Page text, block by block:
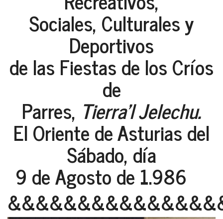
Sociales, Culturales y
Deportivos
de las Fiestas de los Críos
de
Parres, Tierra'l Jelechu.
El Oriente de Asturias del
Sábado, día
9 de Agosto de 1.986